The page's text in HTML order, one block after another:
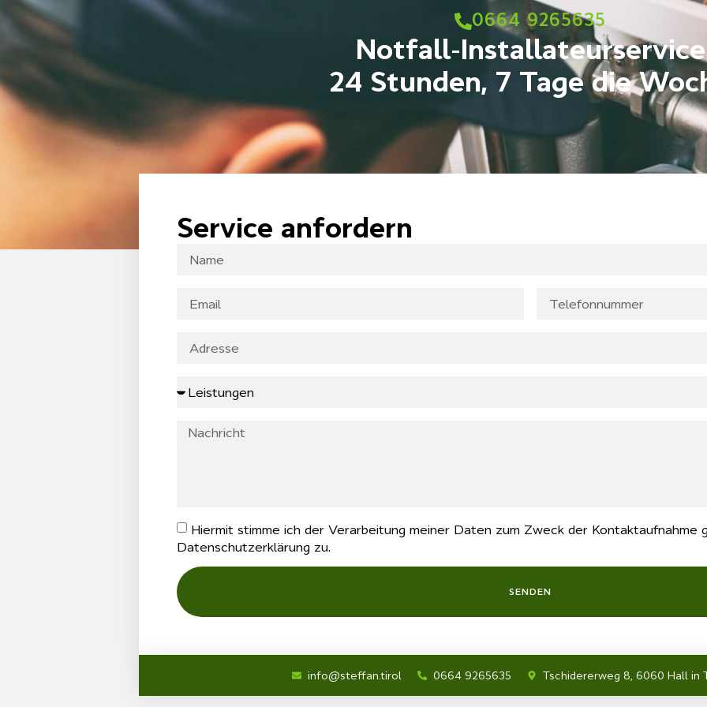
0664 9265635
Notfall-Installateurservice
24 Stunden, 7 Tage die
Service anfordern
Hiermit stimme ich der Verarbeitung meiner Daten zum Zweck der Kontaktaufnahme
Datenschutzerklärung zu.
SENDEN
info@steffan.tirol 0664 9265635 Tschidererweg 8, 6060 Hall in